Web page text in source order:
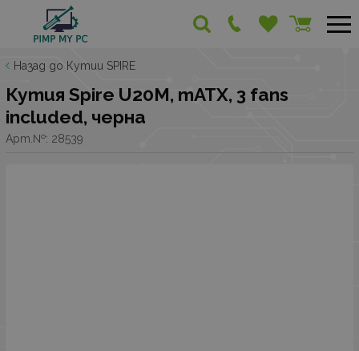
Назад до Кутии SPIRE
Кутия Spire U20M, mATX, 3 fans
included, черна
Арт.№: 28539